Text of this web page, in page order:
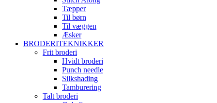
Tæpper
Til børn
Til væggen
Æsker
BRODERITEKNIKKER
Frit broderi
Hvidt broderi
Punch needle
Silkshading
Tamburering
Talt broderi